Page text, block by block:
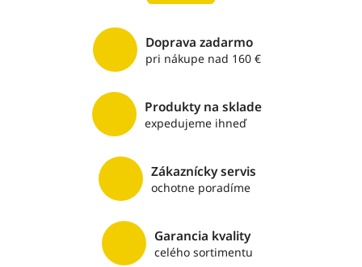
c
i
r
v
k
v
ý
p
u
o
a
n
i
Doprava zadarmo
pri nákupe nad 160 €
Produkty na sklade
expedujeme ihneď
Zákaznícky servis
ochotne poradíme
Garancia kvality
celého sortimentu